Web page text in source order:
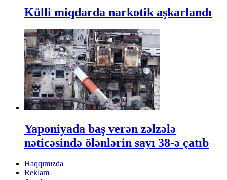
Külli miqdarda narkotik aşkarlandı
Yaponiyada baş verən zəlzələ
nəticəsində ölənlərin sayı 38-ə çatıb
Haqqımızda
Reklam